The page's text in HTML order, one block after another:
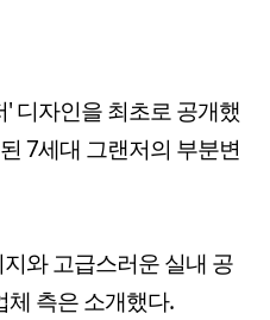
디자인을 최초로 공개했
7세대 그랜저의 부분변
와 고급스러운 실내 공
체 측은 소개했다.